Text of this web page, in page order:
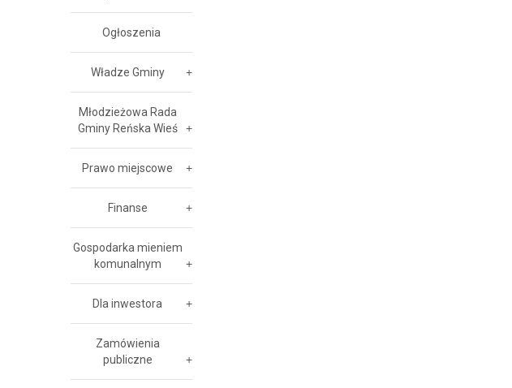
Ogłoszenia
Władze Gminy
Młodzieżowa Rada
Gminy Reńska Wieś
Prawo miejscowe
Finanse
Gospodarka mieniem
komunalnym
Dla inwestora
Zamówienia
publiczne